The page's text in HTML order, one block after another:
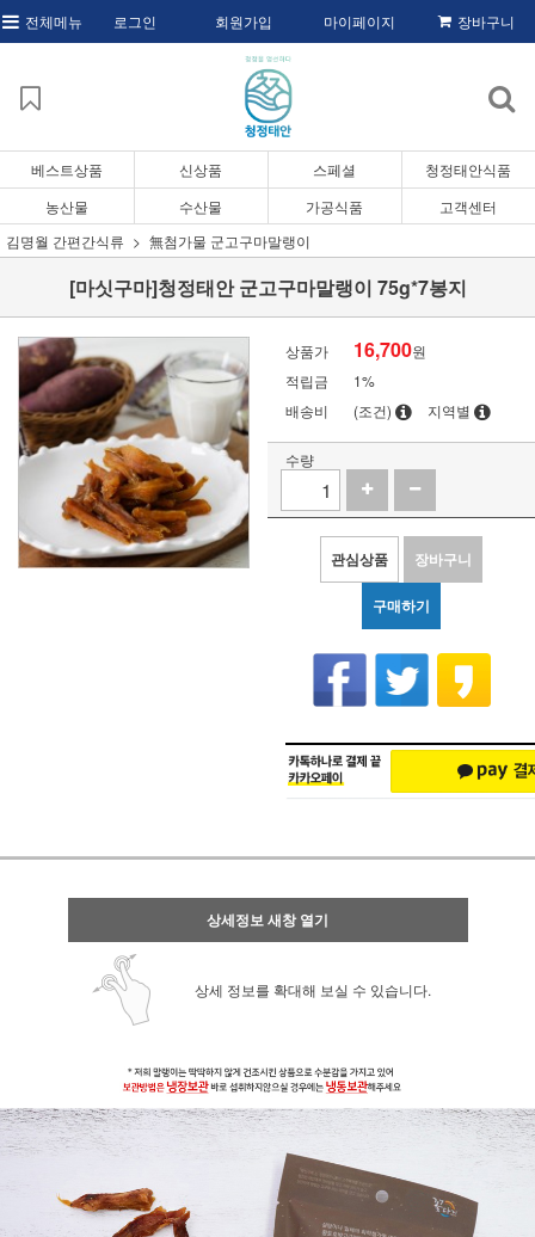
전체메뉴 로그인 회원가입 마이페이지 장바구니
베스트상품 신상품 스페셜
청정태안식품
농산물
수산물 가공식품
고객센터
김명월 간편간식류
無첨가물 군고구마말랭이
[마싯구마]청정태안 군고구마말랭이 75g*7봉지
상품가 16,700원
적립금
1%
배송비
(조건) 지역별
수량
관심상품 장바구니
구매하기
상세정보 새창 열기
상세 정보를 확대해 보실 수 있습니다.